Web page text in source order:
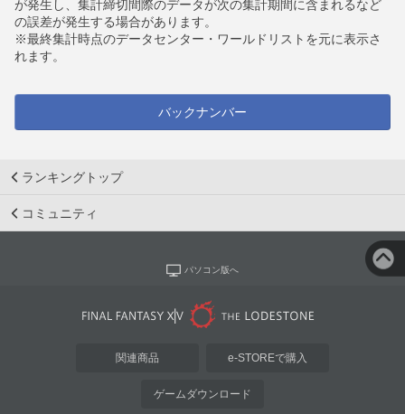
が発生し、集計締切間際のデータが次の集計期間に含まれるなど
の誤差が発生する場合があります。
※最終集計時点のデータセンター・ワールドリストを元に表示さ
れます。
バックナンバー
ランキングトップ
コミュニティ
パソコン版へ
関連商品 e-STOREで購入
ゲームダウンロード